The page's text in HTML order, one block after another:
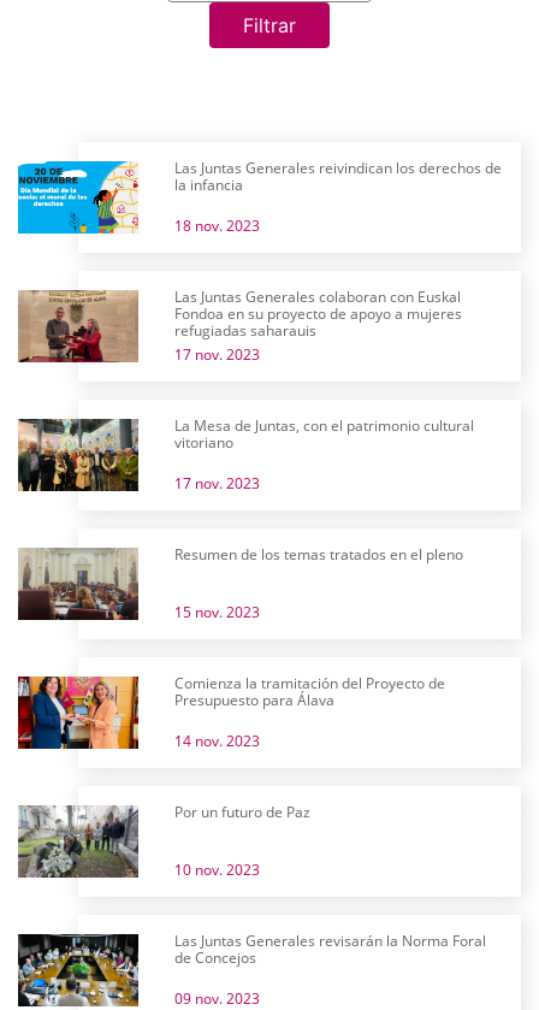
Filtrar
Las Juntas Generales reivindican los derechos de
la infancia
18 nov. 2023
Las Juntas Generales colaboran con Euskal
Fondoa en su proyecto de apoyo a mujeres
refugiadas saharauis
17 nov. 2023
La Mesa de Juntas, con el patrimonio cultural
vitoriano
17 nov. 2023
Resumen de los temas tratados en el pleno
15 nov. 2023
Comienza la tramitación del Proyecto de
Presupuesto para Álava
14 nov. 2023
Por un futuro de Paz
10 nov. 2023
Las Juntas Generales revisarán la Norma Foral
de Concejos
09 nov. 2023